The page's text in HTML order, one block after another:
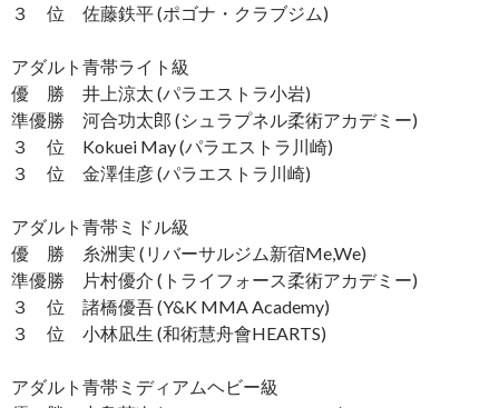
３ 位 佐藤鉄平 (ポゴナ・クラブジム)
アダルト青帯ライト級
優 勝 井上涼太 (パラエストラ小岩)
準優勝 河合功太郎 (シュラプネル柔術アカデミー)
３ 位 Kokuei May (パラエストラ川崎)
３ 位 金澤佳彦 (パラエストラ川崎)
アダルト青帯ミドル級
優 勝 糸洲実 (リバーサルジム新宿Me,We)
準優勝 片村優介 (トライフォース柔術アカデミー)
３ 位 諸橋優吾 (Y&K MMA Academy)
３ 位 小林凪生 (和術慧舟會HEARTS)
アダルト青帯ミディアムヘビー級